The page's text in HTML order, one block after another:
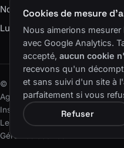
Nous écrire
Lun–Ven · 9h-12h / 14h-18h
© 2006–2026 SAS Agence
Agence Easy.
Instagram
LinkedIn Facebook
Lexique· Mentions
Gérer les cookies
Cookies de mesure
Nous aimerions
avec Google Analytics.
accepté, aucun cookie
recevons qu'un
et sans suivi d'un site à
parfaitement si vous
Refuser